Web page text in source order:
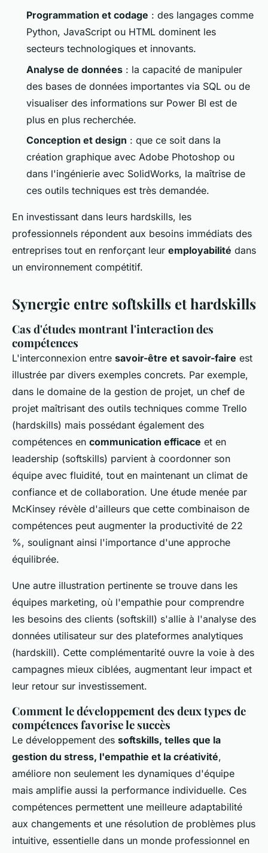
Programmation et codage : des langages comme
Python, JavaScript ou HTML dominent les
secteurs technologiques et innovants.
Analyse de données : la capacité de manipuler
des bases de données importantes via SQL ou de
visualiser des informations sur Power BI est de
plus en plus recherchée.
Conception et design : que ce soit dans la
création graphique avec Adobe Photoshop ou
dans l'ingénierie avec SolidWorks, la maîtrise de
ces outils techniques est très demandée.
En investissant dans leurs hardskills, les
professionnels répondent aux besoins immédiats des
entreprises tout en renforçant leur employabilité dans
un environnement compétitif.
Synergie entre softskills et hardskills
Cas d'études montrant l'interaction des
compétences
L'interconnexion entre savoir-être et savoir-faire est
illustrée par divers exemples concrets. Par exemple,
dans le domaine de la gestion de projet, un chef de
projet maîtrisant des outils techniques comme Trello
(hardskills) mais possédant également des
compétences en communication efficace et en
leadership (softskills) parvient à coordonner son
équipe avec fluidité, tout en maintenant un climat de
confiance et de collaboration. Une étude menée par
McKinsey révèle d'ailleurs que cette combinaison de
compétences peut augmenter la productivité de 22
%, soulignant ainsi l'importance d'une approche
équilibrée.
Une autre illustration pertinente se trouve dans les
équipes marketing, où l'empathie pour comprendre
les besoins des clients (softskill) s'allie à l'analyse des
données utilisateur sur des plateformes analytiques
(hardskill). Cette complémentarité ouvre la voie à des
campagnes mieux ciblées, augmentant leur impact et
leur retour sur investissement.
Comment le développement des deux types de
compétences favorise le succès
Le développement des softskills, telles que la
gestion du stress, l'empathie et la créativité,
améliore non seulement les dynamiques d'équipe
mais amplifie aussi la performance individuelle. Ces
compétences permettent une meilleure adaptabilité
aux changements et une résolution de problèmes plus
intuitive, essentielle dans un monde professionnel en